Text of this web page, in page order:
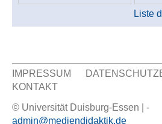
Liste
Sekundär Menü
IMPRESSUM
KONTAKT
© Universität Duisburg-Essen | -
admin@mediendidaktik.de